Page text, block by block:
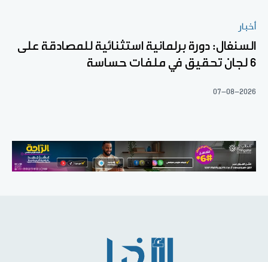
أخبار
السنغال: دورة برلمانية استثنائية للمصادقة على
6 لجان تحقيق في ملفات حساسة
07-08-2026